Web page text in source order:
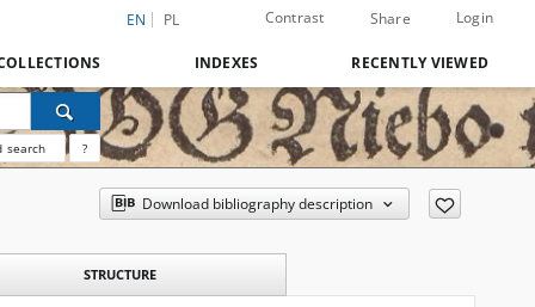
EN PL Contrast Share Login
INDEXES RECENTLY VIEWED
search ?
Download bibliography description
STRUCTURE